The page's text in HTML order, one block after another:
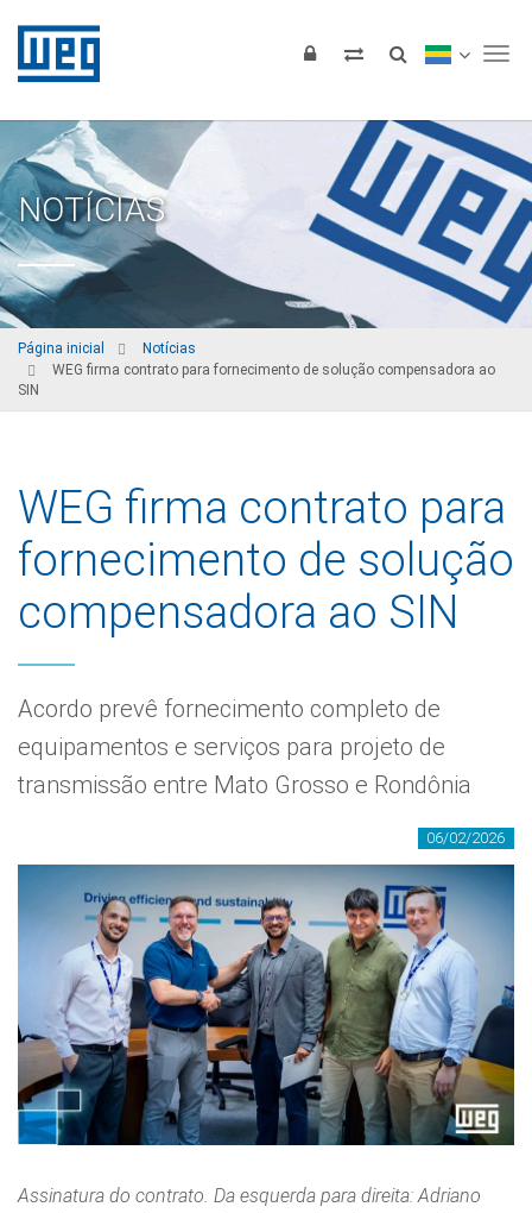
NOTÍCIAS
Página inicial
Notícias
WEG firma contrato para fornecimento de solução compensadora ao
SIN
WEG firma contrato para
fornecimento de solução
compensadora ao SIN
Acordo prevê fornecimento completo de
equipamentos e serviços para projeto de
transmissão entre Mato Grosso e Rondônia
06/02/2026
Assinatura do contrato. Da esquerda para direita: Adriano